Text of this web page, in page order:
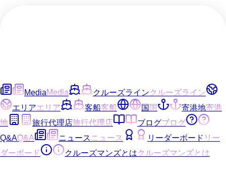
MediaMedia クルーズラインクルーズライン
エリアエリア 客船客船 国国 寄港地寄港
地
旅行代理店旅行代理店 ブログブログ
Q&AQ&A ニュース ニュース リーダーボード リー
ダーボード
クルーズマンズとはクルーズマンズとは